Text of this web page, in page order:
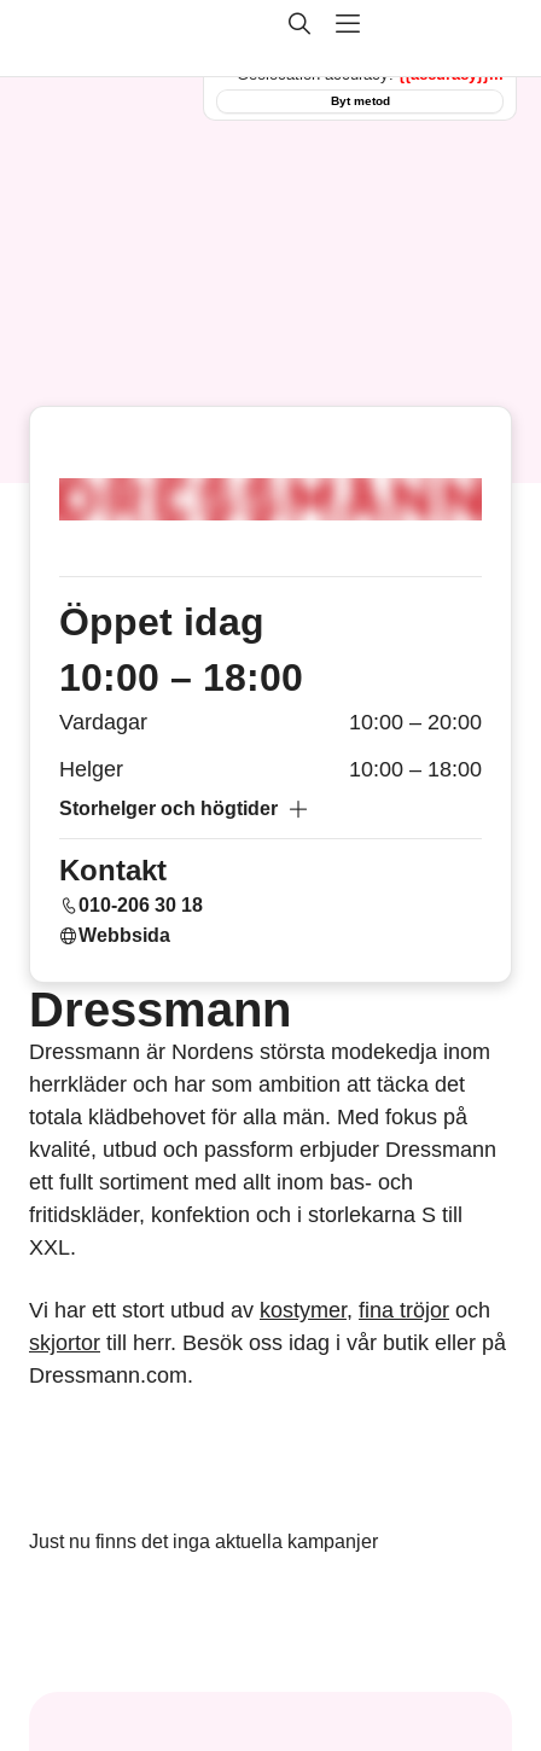
Dressmann
Dressmann är Nordens största modekedja inom
herrkläder och har som ambition att täcka det
totala klädbehovet för alla män. Med fokus på
kvalité, utbud och passform erbjuder Dressmann
ett fullt sortiment med allt inom bas- och
fritidskläder, konfektion och i storlekarna S till
XXL.
Vi har ett stort utbud av kostymer, fina tröjor och
skjortor till herr. Besök oss idag i vår butik eller på
Dressmann.com.​
Öppet idag
10:00 – 18:00
Vardagar
10:00 – 20:00
Helger
10:00 – 18:00
Storhelger och högtider
Kontakt
010-206 30 18
Webbsida
Just nu finns det inga aktuella kampanjer
Geolocation accuracy:{{accuracy}}m
Byt metod